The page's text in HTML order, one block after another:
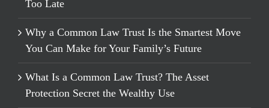
Too Late
Why a Common Law Trust Is the Smartest Move
You Can Make for Your Family’s Future
What Is a Common Law Trust? The Asset
Protection Secret the Wealthy Use